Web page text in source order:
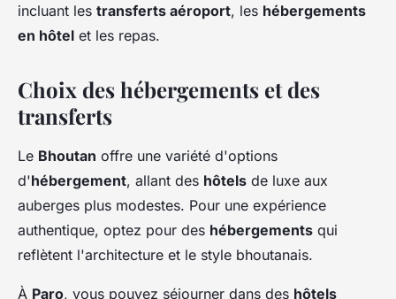
incluant les transferts aéroport, les hébergements
en hôtel et les repas.
Choix des hébergements et des
transferts
Le Bhoutan offre une variété d'options
d'hébergement, allant des hôtels de luxe aux
auberges plus modestes. Pour une expérience
authentique, optez pour des hébergements qui
reflètent l'architecture et le style bhoutanais.
À Paro, vous pouvez séjourner dans des hôtels